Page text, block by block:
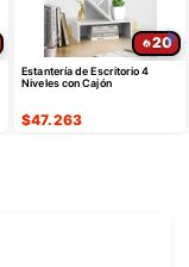
20
Estantería de Escritorio 4
Niveles con Cajón
$47.263